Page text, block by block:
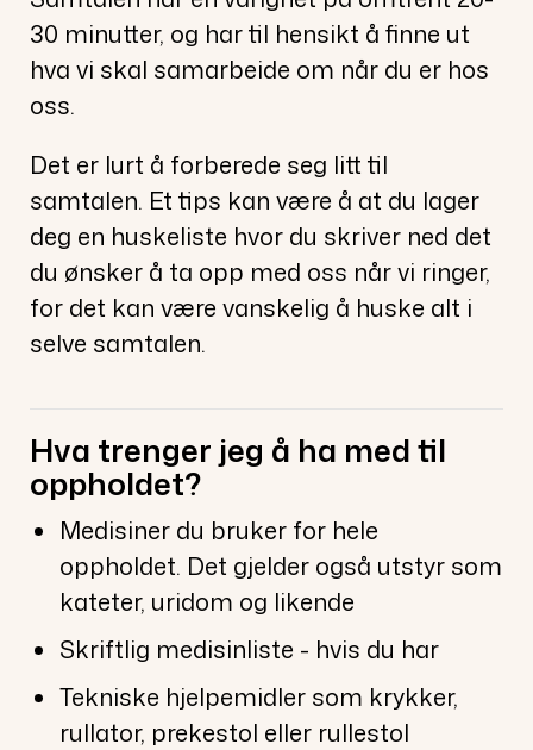
30 minutter, og har til hensikt å finne ut
hva vi skal samarbeide om når du er hos
oss.
Det er lurt å forberede seg litt til
samtalen. Et tips kan være å at du lager
deg en huskeliste hvor du skriver ned det
du ønsker å ta opp med oss når vi ringer,
for det kan være vanskelig å huske alt i
selve samtalen.
Hva trenger jeg å ha med til
oppholdet?
Medisiner du bruker for hele
oppholdet. Det gjelder også utstyr som
kateter, uridom og likende
Skriftlig medisinliste - hvis du har
Tekniske hjelpemidler som krykker,
rullator, prekestol eller rullestol